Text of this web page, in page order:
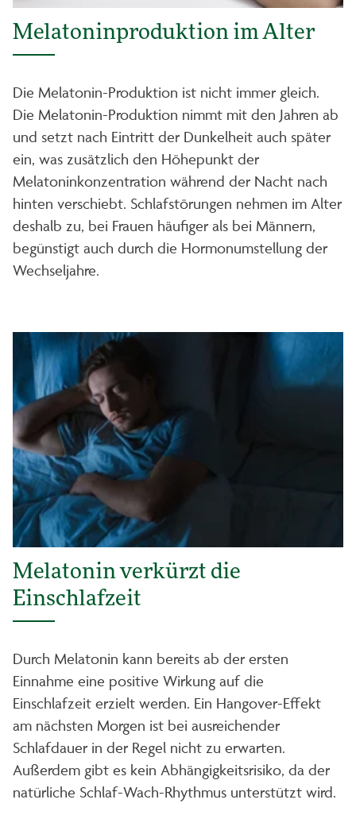
Melatoninproduktion im Alter
Die Melatonin-Produktion ist nicht immer gleich.
Die Melatonin-Produktion nimmt mit den Jahren ab
und setzt nach Eintritt der Dunkelheit auch später
ein, was zusätzlich den Höhepunkt der
Melatoninkonzentration während der Nacht nach
hinten verschiebt. Schlafstörungen nehmen im Alter
deshalb zu, bei Frauen häufiger als bei Männern,
begünstigt auch durch die Hormonumstellung der
Wechseljahre.
Melatonin verkürzt die
Einschlafzeit
Durch Melatonin kann bereits ab der ersten
Einnahme eine positive Wirkung auf die
Einschlafzeit erzielt werden. Ein Hangover-Effekt
am nächsten Morgen ist bei ausreichender
Schlafdauer in der Regel nicht zu erwarten.
Außerdem gibt es kein Abhängigkeitsrisiko, da der
natürliche Schlaf-Wach-Rhythmus unterstützt wird.